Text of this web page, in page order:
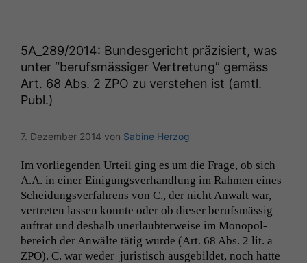
5A_289/2014: Bundesgericht präzisiert, was
unter “berufsmässiger Vertretung” gemäss
Art. 68 Abs. 2 ZPO zu verstehen ist (amtl.
Publ.)
7. Dezember 2014 von Sabine Herzog
Im vor­liegen­den Urteil ging es um die Frage, ob sich
A.A. in ein­er Eini­gungsver­hand­lung im Rah­men eines
Schei­dungsver­fahrens von C., der nicht Anwalt war,
vertreten lassen kon­nte oder ob dieser beruf­s­mäs­sig
auf­trat und deshalb uner­laubter­weise im Monopol­
bere­ich der Anwälte tätig wurde (Art. 68 Abs. 2 lit. a
ZPO). C. war wed­er juris­tisch aus­ge­bildet, noch hat­te